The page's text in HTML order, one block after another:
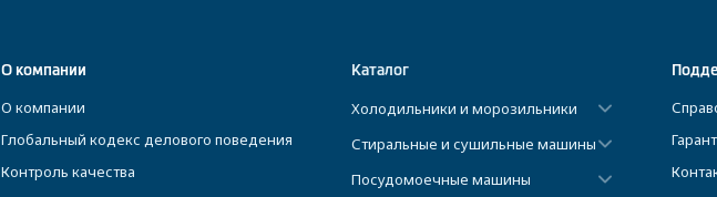
О компании
О компании
Глобальный кодекс делового поведения
Контроль качества
Каталог
Холодильники и морозильники
Стиральные и сушильные машины
Посудомоечные машины